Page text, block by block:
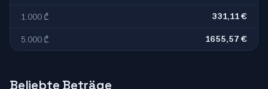
1.000 ₾ 331,11 €
5.000 ₾ 1655,57 €
Beliebte Beträge